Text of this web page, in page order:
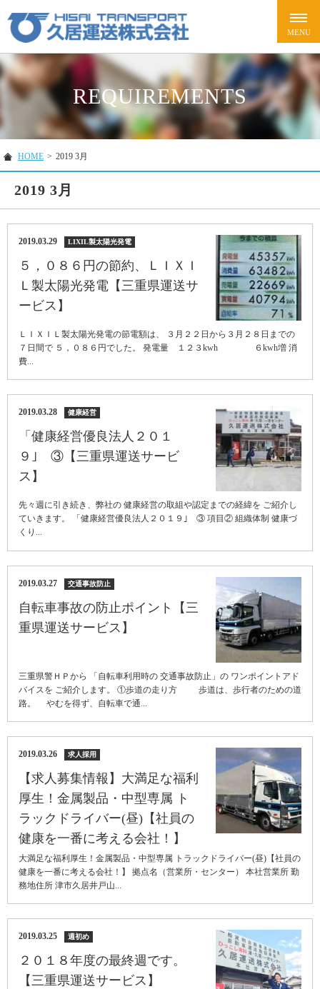
REQUIREMENTS
HOME > 2019 3月
2019 3月
2019.03.29 LIXIL製太陽光発電
５，０８６円の節約、ＬＩＸＩ
Ｌ製太陽光発電【三重県運送サ
ービス】
ＬＩＸＩＬ製太陽光発電の節電額は、 ３月２２日から３月２８日までの
７日間で ５，０８６円でした。 発電量 １２３kwh ６kwh増 消
費...
2019.03.28 健康経営
「健康経営優良法人２０１
９｣ ③【三重県運送サービ
ス】
先々週に引き続き、弊社の 健康経営の取組や認定までの経緯を ご紹介し
ていきます。 「健康経営優良法人２０１９｣ ③ 項目② 組織体制 健康づ
くり...
2019.03.27 交通事故防止
自転車事故の防止ポイント【三
重県運送サービス】
三重県警ＨＰから 「自転車利用時の 交通事故防止」の ワンポイントアド
バイスを ご紹介します。 ①歩道の走り方 歩道は、歩行者のための道
路。 やむを得ず、自転車で通...
2019.03.26 求人採用
【求人募集情報】大満足な福利
厚生！金属製品・中型専属 ト
ラックドライバー(昼)【社員の
健康を一番に考える会社！】
大満足な福利厚生！金属製品・中型専属 トラックドライバー(昼)【社員の
健康を一番に考える会社！】 拠点名（営業所・センター） 本社営業所 勤
務地住所 津市久居井戸山...
2019.03.25 週初め
２０１８年度の最終週です。
【三重県運送サービス】